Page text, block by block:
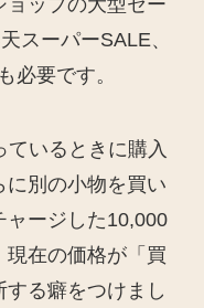
スーパーSALE、
必要です。
いるときに購入
に別の小物を買い
ャージした10,000
現在の価格が「買
る癖をつけまし